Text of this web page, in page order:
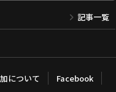
記事一覧
について Facebook